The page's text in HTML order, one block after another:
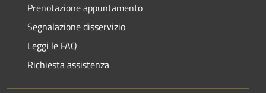
Prenotazione appuntamento
Segnalazione disservizio
Leggi le FAQ
Richiesta assistenza